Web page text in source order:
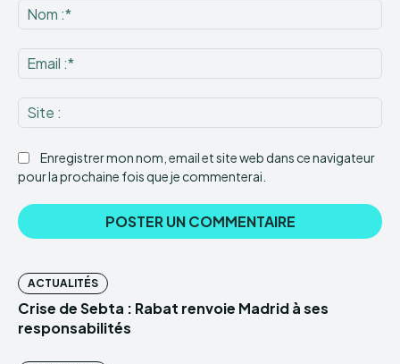
:*
:*
:
Enregistrer mon nom, email et site web dans ce navigateur
pour la prochaine fois que je commenterai.
ACTUALITÉS
Crise de Sebta : Rabat renvoie Madrid à ses
responsabilités